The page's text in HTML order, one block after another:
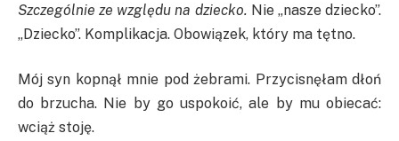
Szczególnie ze względu na dziecko. Nie „nasze dziecko”.
„Dziecko”. Komplikacja. Obowiązek, który ma tętno.
Mój syn kopnął mnie pod żebrami. Przycisnęłam dłoń
do brzucha. Nie by go uspokoić, ale by mu obiecać:
wciąż stoję.